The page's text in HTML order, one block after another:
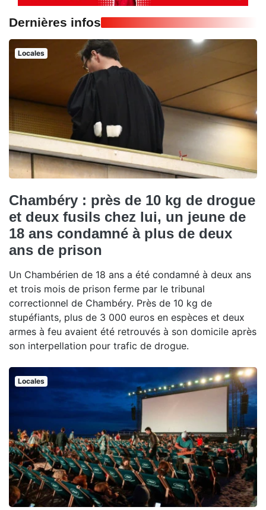
Dernières infos
Locales
Chambéry : près de 10 kg de drogue
et deux fusils chez lui, un jeune de
18 ans condamné à plus de deux
ans de prison
Un Chambérien de 18 ans a été condamné à deux ans
et trois mois de prison ferme par le tribunal
correctionnel de Chambéry. Près de 10 kg de
stupéfiants, plus de 3 000 euros en espèces et deux
armes à feu avaient été retrouvés à son domicile après
son interpellation pour trafic de drogue.
Locales